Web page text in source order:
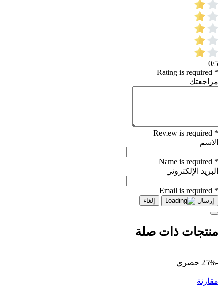
0/5
* Rating is required
مراجعتك
* Review is required
الاسم
* Name is required
البريد الإلكتروني
* Email is required
إرسال إلغاء
منتجات ذات صلة
-25% حصري
مقارنة